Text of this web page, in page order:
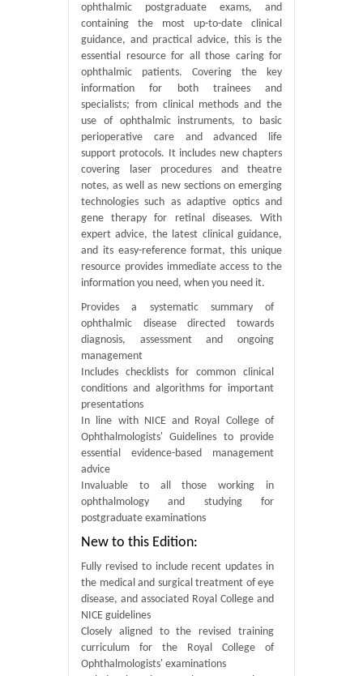
ophthalmic postgraduate exams, and
containing the most up-to-date clinical
guidance, and practical advice, this is the
essential resource for all those caring for
ophthalmic patients. Covering the key
information for both trainees and
specialists; from clinical methods and the
use of ophthalmic instruments, to basic
perioperative care and advanced life
support protocols. It includes new chapters
covering laser procedures and theatre
notes, as well as new sections on emerging
technologies such as adaptive optics and
gene therapy for retinal diseases. With
expert advice, the latest clinical guidance,
and its easy-reference format, this unique
resource provides immediate access to the
information you need, when you need it.
Provides a systematic summary of
ophthalmic disease directed towards
diagnosis, assessment and ongoing
management
Includes checklists for common clinical
conditions and algorithms for important
presentations
In line with NICE and Royal College of
Ophthalmologists' Guidelines to provide
essential evidence-based management
advice
Invaluable to all those working in
ophthalmology and studying for
postgraduate examinations
New to this Edition:
Fully revised to include recent updates in
the medical and surgical treatment of eye
disease, and associated Royal College and
NICE guidelines
Closely aligned to the revised training
curriculum for the Royal College of
Ophthalmologists' examinations